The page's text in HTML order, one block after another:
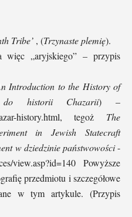
Tribe’ , (Trzynaste plemię).
więc „aryjskiego” – przypis
Introduction to the History of
do historii Chazarii) –
history.html, tegoż The
in Jewish Statecraft
w dziedzinie państwowości-
view.asp?id=140 Powyższe
przedmiotu i szczegółowe
w tym artykule. (Przypis